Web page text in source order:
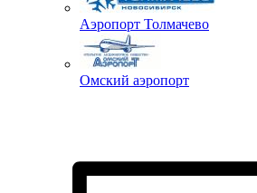
Аэропорт Толмачево
Омский аэропорт